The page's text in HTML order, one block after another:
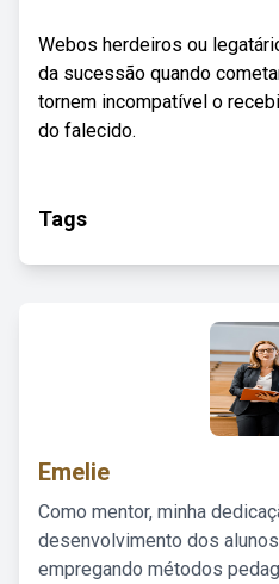
Webos herdeiros ou
da sucessão quando
tornem incompatível o
do falecido.
Tags
Emelie
Como mentor, minha
desenvolvimento dos
empregando métodos